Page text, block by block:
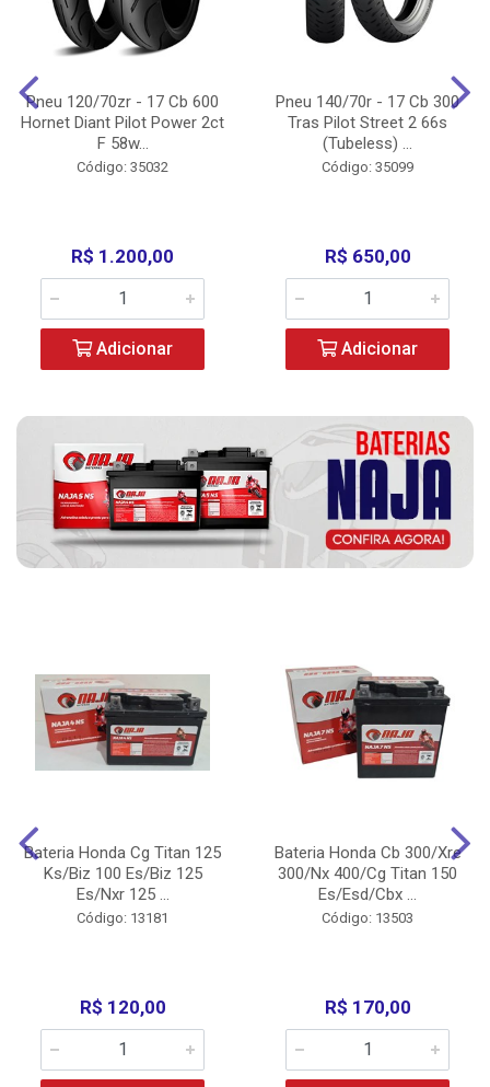
Pneu 120/70zr - 17 Cb 600
Hornet Diant Pilot Power 2ct
F 58w...
Código: 35032
R$ 1.200,00
Adicionar
Pneu 140/70r - 17 Cb 300
Tras Pilot Street 2 66s
(Tubeless) ...
Código: 35099
R$ 650,00
Adicionar
Bateria Honda Cg Titan 125
Ks/Biz 100 Es/Biz 125
Es/Nxr 125 ...
Código: 13181
R$ 120,00
Bateria Honda Cb 300/Xre
300/Nx 400/Cg Titan 150
Es/Esd/Cbx ...
Código: 13503
R$ 170,00